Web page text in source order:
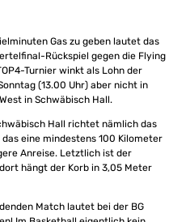
Gas zu geben lautet das
Rückspiel gegen die Flying
Turnier winkt als Lohn der
(13.00 Uhr) aber nicht in
in Schwäbisch Hall.
Hall richtet nämlich das
eine mindestens 100 Kilometer
Anreise. Letztlich ist der
hängt der Korb in 3,05 Meter
Match lautet bei der BG